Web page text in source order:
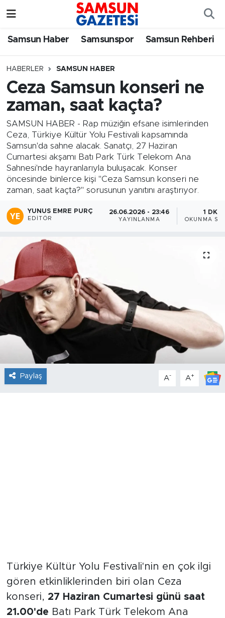
Samsun Haber Samsunspor Samsun Rehberi
HABERLER SAMSUN HABER
Ceza Samsun konseri ne
zaman, saat kaçta?
SAMSUN HABER - Rap müziğin efsane isimlerinden
Ceza, Türkiye Kültür Yolu Festivali kapsamında
Samsun'da sahne alacak. Sanatçı, 27 Haziran
Cumartesi akşamı Batı Park Türk Telekom Ana
Sahnesi'nde hayranlarıyla buluşacak. Konser
öncesinde binlerce kişi "Ceza Samsun konseri ne
zaman, saat kaçta?" sorusunun yanıtını araştırıyor.
YUNUS EMRE PURÇ
EDITÖR
26.06.2026 - 23:46
YAYINLANMA
1 DK
OKUNMA
Paylaş A- A+
Türkiye Kültür Yolu Festivali'nin en çok ilgi
gören etkinliklerinden biri olan Ceza
konseri, 27 Haziran Cumartesi günü saat
21.00'de Batı Park Türk Telekom Ana
Samsun Haber
Samsun Rehberi
Resmi İlanlar
Samsun Nöbetçi Eczaneler
SAMSUN Namaz Vakitleri
Samsun Trafik Yoğunluk Haritası
Süper Lig Puan Durumu ve Fikstür
Tüm Manşetler
Son Dakika Haberleri
Haber Arşivi